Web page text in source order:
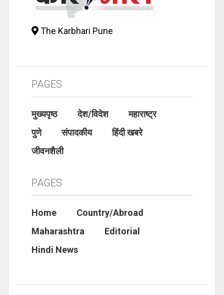
The Karbhari Pune
PAGES
मुख्यपृष्ठ देश/विदेश
महाराष्ट्र
पुणे
संपादकीय
हिंदी खबरे
जीवनशैली
PAGES
Home
Country/Abroad
Maharashtra
Editorial
Hindi News